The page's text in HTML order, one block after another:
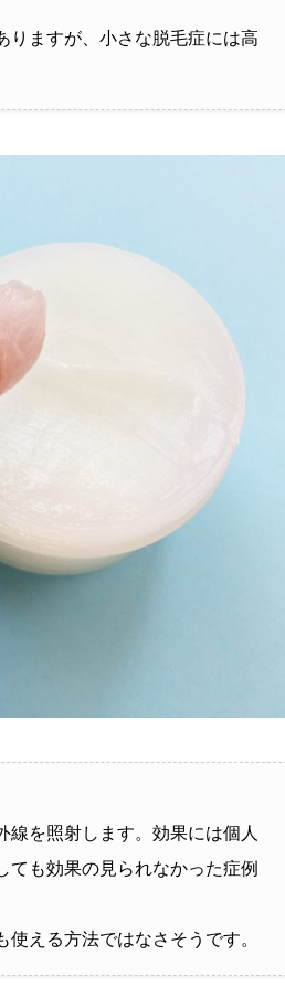
りますが、小さな脱毛症には高
線を照射します。効果には個人
ても効果の見られなかった症例
える方法ではなさそうです。